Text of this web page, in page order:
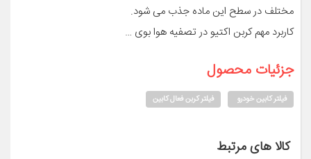
مختلف در سطح این ماده جذب می شود.
کاربرد مهم کربن اکتیو در تصفیه هوا بوی …
جزئیات محصول
فیلتر کابین خودرو فیلتر کربن فعال کابین
کالا های مرتبط